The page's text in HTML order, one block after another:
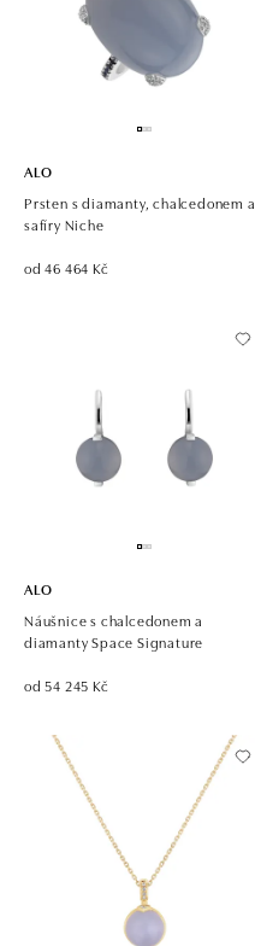
ALO
Prsten s diamanty, chalcedonem a
safíry Niche
od 46 464 Kč
ALO
Náušnice s chalcedonem a
diamanty Space Signature
od 54 245 Kč